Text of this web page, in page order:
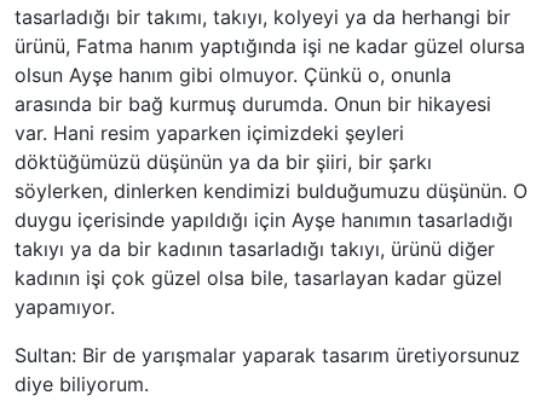
tasarladığı bir takımı, takıyı, kolyeyi ya da herhangi bir
ürünü, Fatma hanım yaptığında işi ne kadar güzel olursa
olsun Ayşe hanım gibi olmuyor. Çünkü o, onunla
arasında bir bağ kurmuş durumda. Onun bir hikayesi
var. Hani resim yaparken içimizdeki şeyleri
döktüğümüzü düşünün ya da bir şiiri, bir şarkı
söylerken, dinlerken kendimizi bulduğumuzu düşünün. O
duygu içerisinde yapıldığı için Ayşe hanımın tasarladığı
takıyı ya da bir kadının tasarladığı takıyı, ürünü diğer
kadının işi çok güzel olsa bile, tasarlayan kadar güzel
yapamıyor.
Sultan: Bir de yarışmalar yaparak tasarım üretiyorsunuz
diye biliyorum.